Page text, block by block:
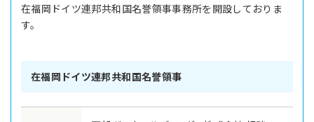
在福岡ドイツ連邦共和国名誉領事事務所を開設しておりま
す。
在福岡ドイツ連邦共和国名誉領事